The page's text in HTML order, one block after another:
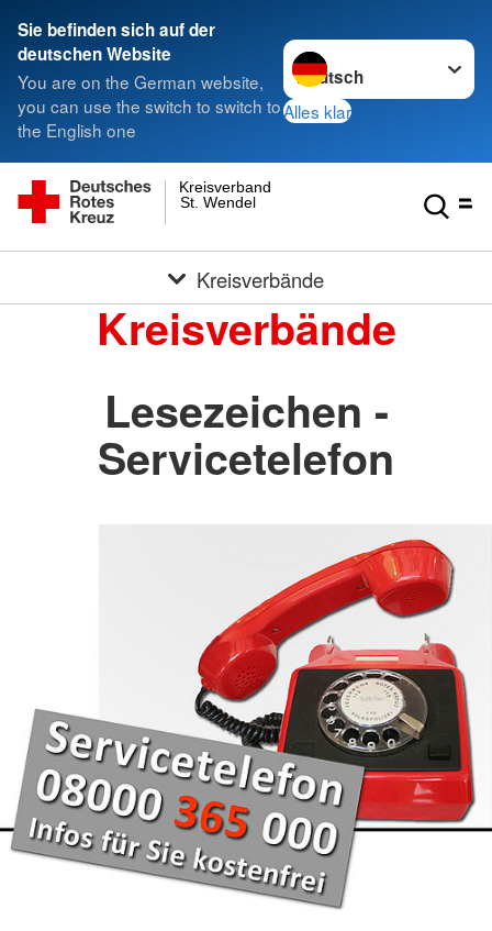
Sie befinden sich auf der
deutschen Website
You are on the German website,
you can use the switch to switch to
the English one
Sprache wechseln zu
Alles klar
St. Wendel
Kreisverband
Kreisverbände
Kreisverbände
Lesezeichen -
Servicetelefon